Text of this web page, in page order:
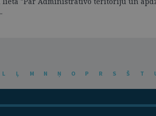
L Ļ M N Ņ O P R S Š T